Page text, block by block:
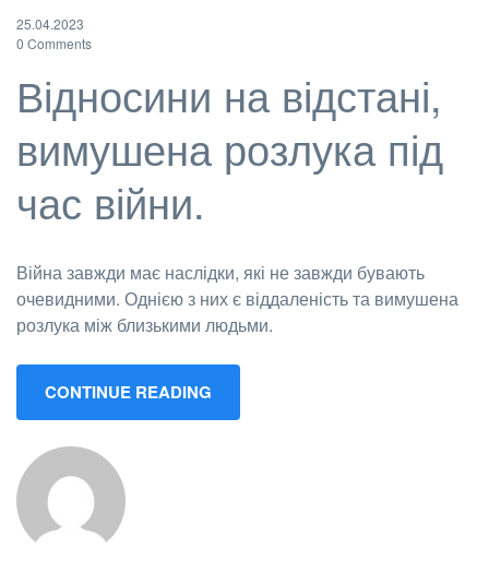
25.04.2023
0 Comments
Відносини на відстані,
вимушена розлука під
час війни.
Війна завжди має наслідки, які не завжди бувають
очевидними. Однією з них є віддаленість та вимушена
розлука між близькими людьми.
CONTINUE READING